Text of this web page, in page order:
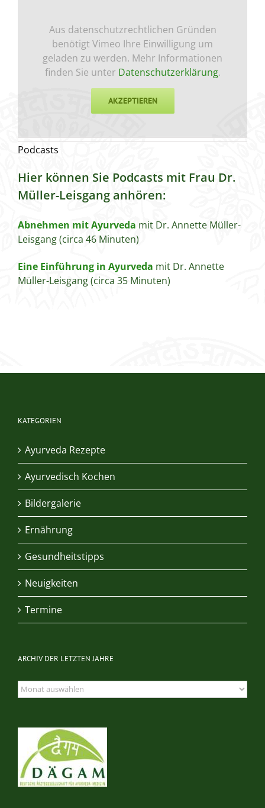
Aus datenschutzrechtlichen Gründen
benötigt Vimeo Ihre Einwilligung um
geladen zu werden. Mehr Informationen
finden Sie unter Datenschutzerklärung.
AKZEPTIEREN
Podcasts
Hier können Sie Podcasts mit Frau Dr.
Müller-Leisgang anhören:
Abnehmen mit Ayurveda mit Dr. Annette Müller-
Leisgang (circa 46 Minuten)
Eine Einführung in Ayurveda mit Dr. Annette
Müller-Leisgang (circa 35 Minuten)
KATEGORIEN
Ayurveda Rezepte
Ayurvedisch Kochen
Bildergalerie
Ernährung
Gesundheitstipps
Neuigkeiten
Termine
ARCHIV DER LETZTEN JAHRE
Archiv
der
Jahre